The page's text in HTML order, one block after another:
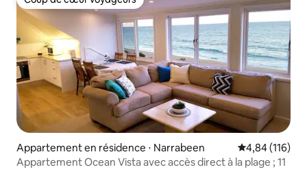
Coup de cœur voyageurs
Appartement en résidence ⋅ Narrabeen Évaluation
4,84 (116)
Appartement Ocean Vista avec accès direct à la plage ; 11